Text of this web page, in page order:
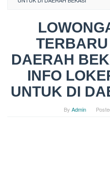
DAERAH
INFO
UNTUK DI
By Admin